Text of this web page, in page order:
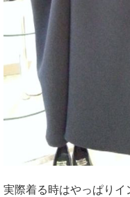
実際着る時はやっぱり